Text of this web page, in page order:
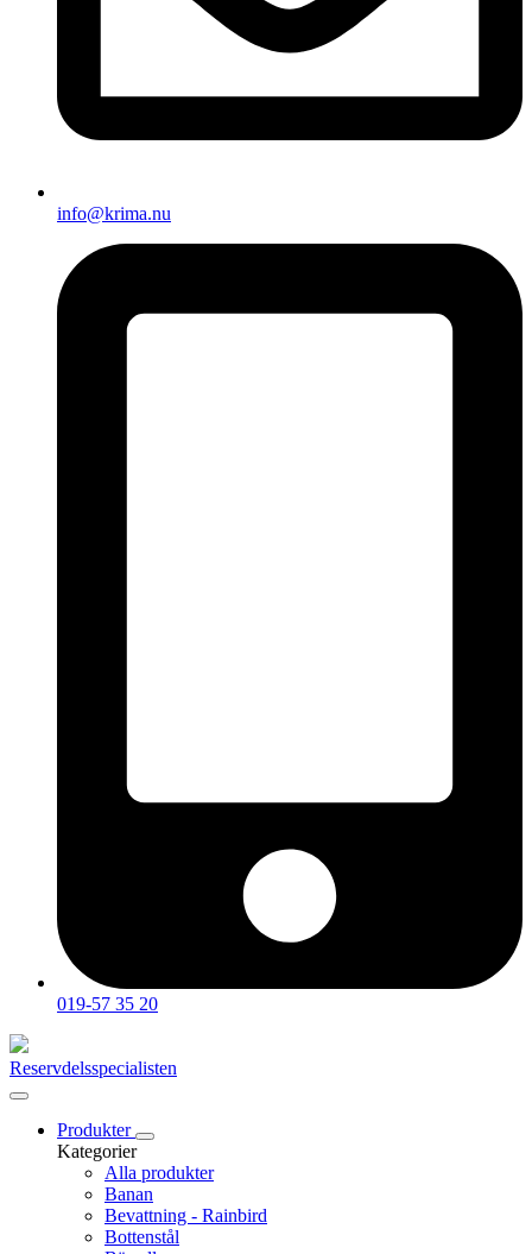
info@krima.nu
019-57 35 20
Reservdelsspecialisten
Produkter
Kategorier
Alla produkter
Banan
Bevattning - Rainbird
Bottenstål